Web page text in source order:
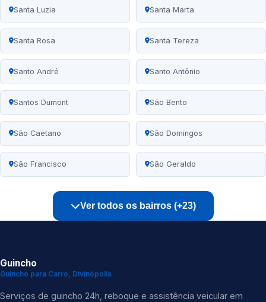
Santa Luzia Santa Marta
Santa Rosa Santa Tereza
Santo André Santo Antônio
Santos Dumont São Bento
São Caetano São Domingos
São Francisco São Geraldo
Ver todos os bairros (+23)
Guincho
Guincho para Carro, Divinópolis
Serviços de guincho 24h, reboque e assistência veicular em